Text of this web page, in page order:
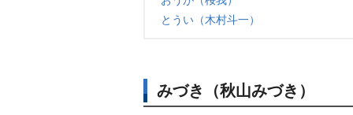
とうい（木村斗一）
みづき（秋山みづき）